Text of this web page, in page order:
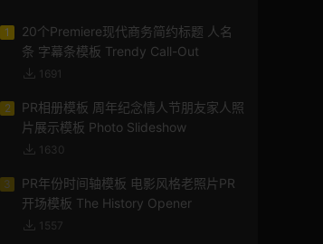
1
20个Premiere现代商务简约标题 人名
条 字幕条模板 Trendy Call-Out
1691
2
PR相册模板 周年纪念情人节朋友家人照
片展示模板 Photo Slideshow
1630
3
PR年份时间轴模板 电影风格老照片PR
开场模板 The History Opener
1557